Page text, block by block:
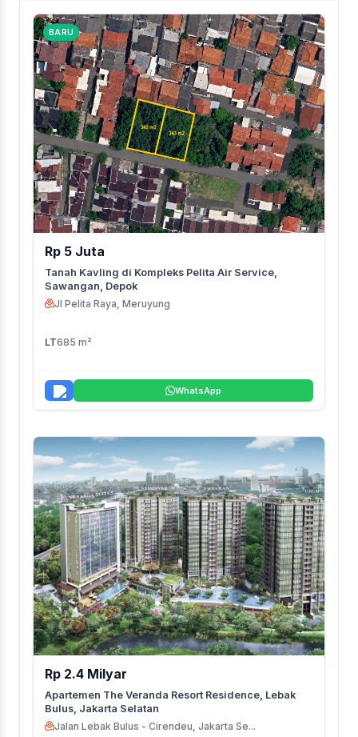
BARU
Rp 5 Juta
Tanah Kavling di Kompleks Pelita Air Service,
Sawangan, Depok
Jl Pelita Raya, Meruyung
LT685 m²
WhatsApp
Rp 2.4 Milyar
Apartemen The Veranda Resort Residence, Lebak
Bulus, Jakarta Selatan
Jalan Lebak Bulus - Cirendeu, Jakarta Se...